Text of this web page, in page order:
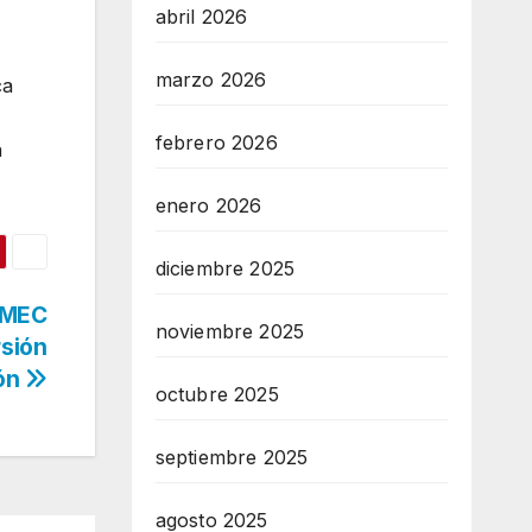
abril 2026
marzo 2026
febrero 2026
enero 2026
diciembre 2025
noviembre 2025
octubre 2025
septiembre 2025
agosto 2025